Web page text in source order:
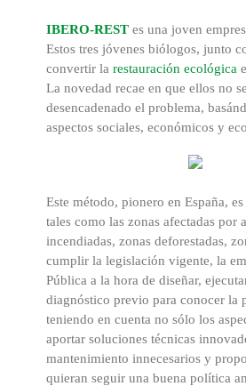
IBERO‐REST es una joven
Estos tres jóvenes biólogos, junto
convertir la restauración ecológica
La novedad recae en que ellos no
desencadenado el problema,
aspectos sociales, económicos y
Este método, pionero en España,
tales como las zonas afectadas por
incendiadas, zonas deforestadas,
cumplir la legislación vigente, la
Pública a la hora de diseñar,
diagnóstico previo para conocer la
teniendo en cuenta no sólo los
aportar soluciones técnicas
mantenimiento innecesarios y
quieran seguir una buena política